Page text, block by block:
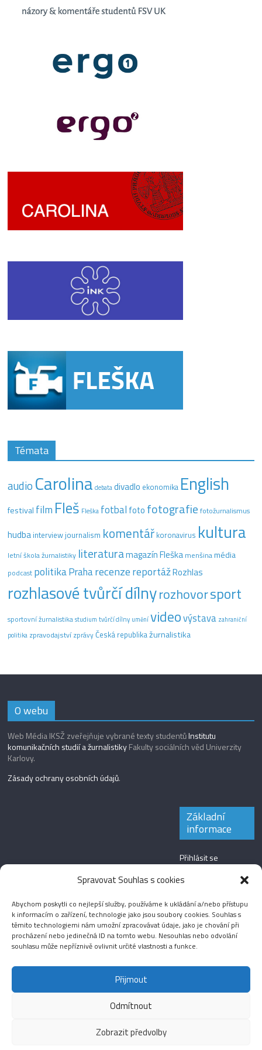
Spravovat Souhlas s cookies
Abychom poskytli co nejlepší služby, používáme k ukládání a/nebo přístupu
k informacím o zařízení, technologie jako jsou soubory cookies. Souhlas s
těmito technologiemi nám umožní zpracovávat údaje, jako je chování při
procházení nebo jedinečná ID na tomto webu. Nesouhlas nebo odvolání
souhlasu může nepříznivě ovlivnit určité vlastnosti a funkce.
Přijmout
Odmítnout
Zobrazit předvolby
Témata
audio Carolina debata divadlo ekonomika English
festival film Fleš Fleška fotbal foto fotografie fotožurnalismus
hudba interview journalism komentář koronavirus kultura
letní škola žurnalistiky literaturamagazín Fleška menšinamédia
podcast politikaPraharecenzereportážRozhlas
rozhlasové tvůrčí dílnyrozhovorsport
sportovní žurnalistika studium tvůrčí dílny uměnívideovýstava zahraniční
politika zpravodajstvízprávyČeská republikažurnalistika
O webu
Web Média IKSŽ zveřejňuje vybrané texty studentůInstitutu
komunikačních studií a žurnalistikyFakulty sociálních věd Univerzity
Karlovy.
Zásady ochrany osobních údajů.
Základní
informace
Přihlásit se
Zdroj kanálů
Kanál komentářů
Česká lokalizace
Fotografie Audio
Copyright © 2026Média IKSŽ. All rights reserved.
Theme: ColorMag Pro byThemeGrill. Drevet av